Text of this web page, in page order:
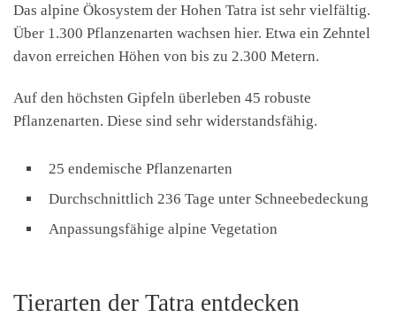
Das alpine Ökosystem der Hohen Tatra ist sehr vielfältig.
Über 1.300 Pflanzenarten wachsen hier. Etwa ein Zehntel
davon erreichen Höhen von bis zu 2.300 Metern.
Auf den höchsten Gipfeln überleben 45 robuste
Pflanzenarten. Diese sind sehr widerstandsfähig.
25 endemische Pflanzenarten
Durchschnittlich 236 Tage unter Schneebedeckung
Anpassungsfähige alpine Vegetation
Tierarten der Tatra entdecken